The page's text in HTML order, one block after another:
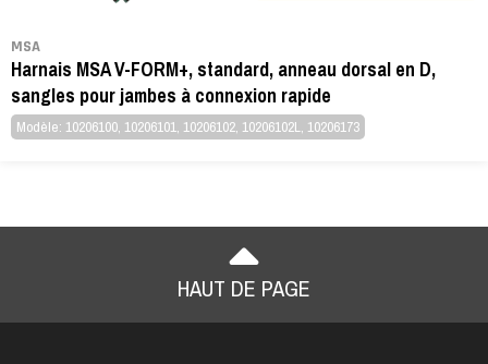
MSA
Harnais MSA V-FORM+, standard, anneau dorsal en D,
sangles pour jambes à connexion rapide
Modèle: 10206100, 10206101, 10206102, 10206102L, 10206173
HAUT DE PAGE